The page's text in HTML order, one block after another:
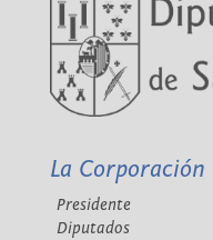
La Corporación
Presidente
Diputados